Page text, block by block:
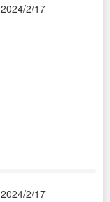
2024/2/17
2024/2/17